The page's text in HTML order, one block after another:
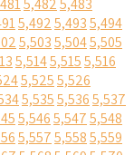
5,4825,483
5,4925,4935,494
5,5035,5045,505
5,5145,5155,516
5,5255,526
5,5355,5365,537
5,5465,5475,548
5,5575,5585,559